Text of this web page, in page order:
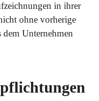
in ihrer
ohne vorherige
Unternehmen